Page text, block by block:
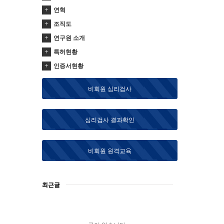
연혁
조직도
연구원 소개
특허현황
인증서현황
비회원 심리검사
심리검사 결과확인
비회원 원격교육
최근글